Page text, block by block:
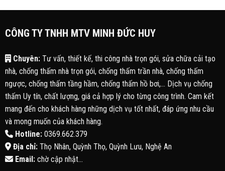
CÔNG TY TNHH MTV MINH ĐỨC HUY
Chuyên:Tư vấn, thiết kế, thi công nhà trọn gói, sửa chữa cải tạo
nhà, chống thấm nhà trọn gói, chống thấm trần nhà, chống thấm
ngược, chống thấm tầng hầm, chống thấm hồ bơi,... Dịch vụ chống
thấm Uy tín, chất lượng, giá cả hợp lý cho từng công trình. Cam kết
mang đến cho khách hàng những dịch vụ tốt nhất, đáp ứng nhu cầu
và mong muốn của khách hàng.
Hotline:0369.662.379
Địa chỉ:Thọ Nhân, Quỳnh Thọ, Quỳnh Lưu, Nghệ An
Email:chờ cập nhật...